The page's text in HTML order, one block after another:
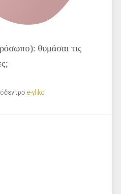
θυμάσαι τις
e-yliko